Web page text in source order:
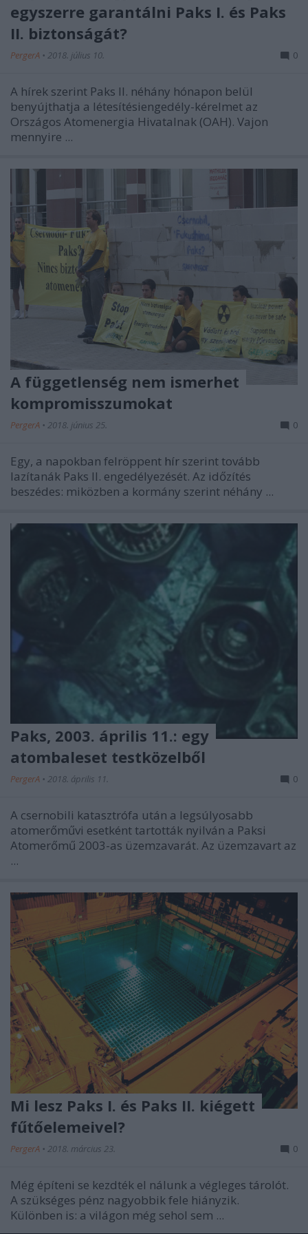
egyszerre garantálni Paks I. és Paks
II. biztonságát?
PergerA • 2018. július 10. 0
A hírek szerint Paks II. néhány hónapon belül
benyújthatja a létesítésiengedély-kérelmet az
Országos Atomenergia Hivatalnak (OAH). Vajon
mennyire ...
A függetlenség nem ismerhet
kompromisszumokat
PergerA • 2018. június 25. 0
Egy, a napokban felröppent hír szerint tovább
lazítanák Paks II. engedélyezését. Az időzítés
beszédes: miközben a kormány szerint néhány ...
Paks, 2003. április 11.: egy
atombaleset testközelből
PergerA • 2018. április 11. 0
A csernobili katasztrófa után a legsúlyosabb
atomerőművi esetként tartották nyilván a Paksi
Atomerőmű 2003-as üzemzavarát. Az üzemzavart az
...
Mi lesz Paks I. és Paks II. kiégett
fűtőelemeivel?
PergerA • 2018. március 23. 0
Még építeni se kezdték el nálunk a végleges tárolót.
A szükséges pénz nagyobbik fele hiányzik.
Különben is: a világon még sehol sem ...